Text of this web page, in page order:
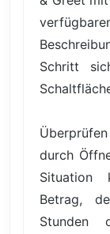
Schritt
durch
Situation
Betrag,
Stunden